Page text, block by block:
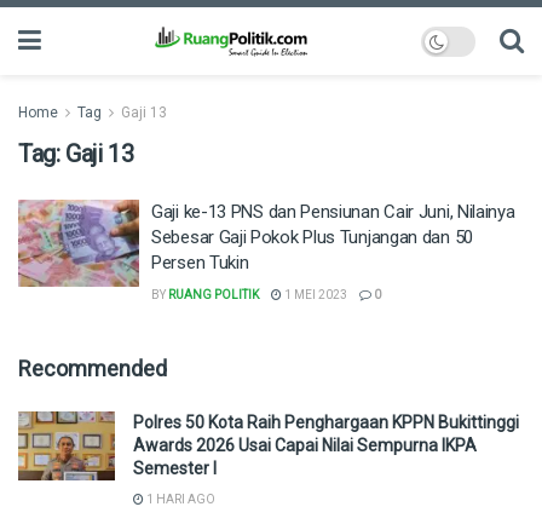
Home Tag Gaji 13
Tag: Gaji 13
Gaji ke-13 PNS dan Pensiunan Cair Juni, Nilainya
Sebesar Gaji Pokok Plus Tunjangan dan 50
Persen Tukin
BY RUANG POLITIK 1 MEI 2023 0
Recommended
Polres 50 Kota Raih Penghargaan KPPN Bukittinggi
Awards 2026 Usai Capai Nilai Sempurna IKPA
Semester I
1 HARI AGO